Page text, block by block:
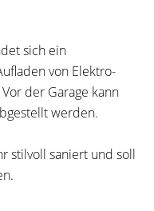
sich ein
von Elektro-
der Garage kann
werden.
stilvoll saniert und soll